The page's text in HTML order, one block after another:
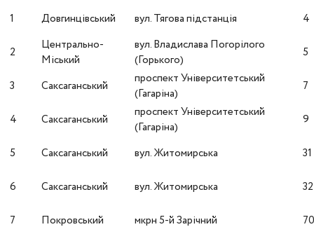
1 Довгинцівський вул. Тягова підстанція 4
2
Центрально-
Міський
вул. Владислава Погорілого
(Горького)
5
3 Саксаганський
проспект Університетський
(Гагаріна)
7
4 Саксаганський
проспект Університетський
(Гагаріна)
9
5 Саксаганський вул. Житомирська 31
6 Саксаганський вул. Житомирська 32
7 Покровський мкрн 5-й Зарічний